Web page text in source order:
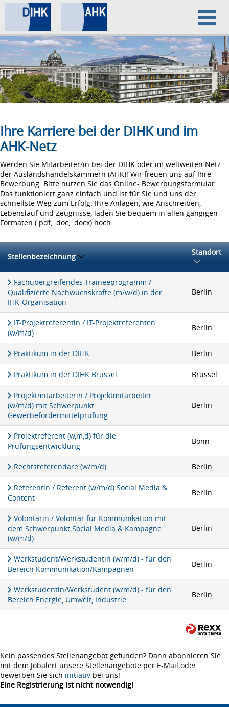
Home
Datenschutz
Impressum
Ihre Karriere bei der DIHK und im
AHK-Netz
Werden Sie Mitarbeiter/in bei der DIHK oder im weltweiten Netz
der Auslandshandelskammern (AHK)! Wir freuen uns auf Ihre
Bewerbung. Bitte nutzen Sie das Online- Bewerbungsformular.
Das funktioniert ganz einfach und ist für Sie und uns der
schnellste Weg zum Erfolg. Ihre Anlagen, wie Anschreiben,
Lebenslauf und Zeugnisse, laden Sie bequem in allen gängigen
Formaten (.pdf, .doc, .docx) hoch.
Stellenbezeichnung Standort
Fachübergreifendes Traineeprogramm /
Qualifizierte Nachwuchskräfte (m/w/d) in der
IHK-Organisation
Berlin
IT-Projektreferentin / IT-Projektreferenten
(w/m/d)
Berlin
Praktikum in der DIHK Berlin
Praktikum in der DIHK Brüssel Brüssel
Projektmitarbeiterin / Projektmitarbeiter
(w/m/d) mit Schwerpunkt
Gewerbefördermittelprüfung
Berlin
Projektreferent (w,m,d) für die
Prüfungsentwicklung
Bonn
Rechtsreferendare (w/m/d) Berlin
Referentin / Referent (w/m/d) Social Media &
Content
Berlin
Volontärin / Volontär für Kommunikation mit
dem Schwerpunkt Social Media & Kampagne
(w/m/d)
Berlin
Werkstudent/Werkstudentin (w/m/d) - für den
Bereich Kommunikation/Kampagnen
Berlin
Werkstudentin/Werkstudent (w/m/d) - für den
Bereich Energie, Umwelt, Industrie
Berlin
Kein passendes Stellenangebot gefunden? Dann abonnieren Sie
mit dem Jobalert unsere Stellenangebote per E-Mail oder
bewerben Sie sich initiativ bei uns!
Eine Registrierung ist nicht notwendig!